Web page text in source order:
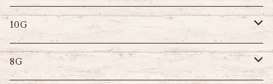
10G
8G
6G
バナナバーベル
鼻ピアス
デザインバーベル
ラブレット
バナナバーベル
ストレートバーベル
デザインバーベル
ラブレット
キャプティブリング
ストレートバーベル
10G
キャプティブリング
8G